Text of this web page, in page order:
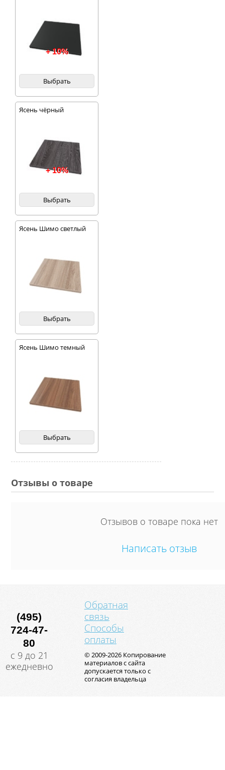
+ 10%
Выбрать
Ясень чёрный
+ 10%
Выбрать
Ясень Шимо светлый
Выбрать
Ясень Шимо темный
Выбрать
Отзывы о товаре
Отзывов о товаре пока нет
Написать отзыв
(495)
724-47-
80
с 9 до 21
ежедневно
Обратная
связь
Способы
оплаты
© 2009-2026 Копирование
материалов с сайта
допускается только с
согласия владельца